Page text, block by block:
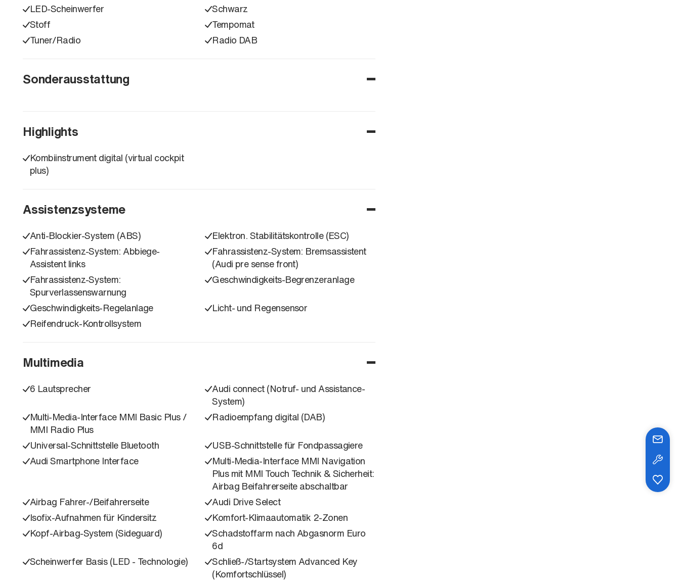
LED-Scheinwerfer
Schwarz
Stoff
Tempomat
Tuner/Radio
Radio DAB
Sonderausstattung
Highlights
Kombiinstrument digital (virtual cockpit
plus)
Assistenzsysteme
Anti-Blockier-System (ABS)
Elektron. Stabilitätskontrolle (ESC)
Fahrassistenz-System: Abbiege-
Assistent links
Fahrassistenz-System: Bremsassistent
(Audi pre sense front)
Fahrassistenz-System:
Spurverlassenswarnung
Geschwindigkeits-Begrenzeranlage
Geschwindigkeits-Regelanlage
Licht- und Regensensor
Reifendruck-Kontrollsystem
Multimedia
6 Lautsprecher
Audi connect (Notruf- und Assistance-
System)
Multi-Media-Interface MMI Basic Plus /
MMI Radio Plus
Radioempfang digital (DAB)
Universal-Schnittstelle Bluetooth
USB-Schnittstelle für Fondpassagiere
Audi Smartphone Interface
Multi-Media-Interface MMI Navigation
Plus mit MMI Touch Technik & Sicherheit:
Airbag Beifahrerseite abschaltbar
Airbag Fahrer-/Beifahrerseite
Audi Drive Select
Isofix-Aufnahmen für Kindersitz
Komfort-Klimaautomatik 2-Zonen
Kopf-Airbag-System (Sideguard)
Schadstoffarm nach Abgasnorm Euro
6d
Scheinwerfer Basis (LED - Technologie)
Schließ-/Startsystem Advanced Key
(Komfortschlüssel)